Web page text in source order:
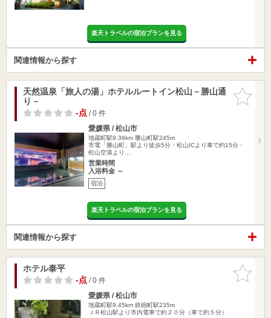
楽天トラベルの宿泊プランを見る
関連情報から探す
お気に入
りに追加
天然温泉「旅人の湯」ホテルルートイン松山－勝山通
り－
-点/ 0 件
愛媛県 / 松山市
地蔵町駅9.36km 勝山町駅245m
市電「勝山町」駅より徒歩5分・松山ICより車で約15分・
松山空港より…
営業時間
入浴料金 ～
宿泊
楽天トラベルの宿泊プランを見る
関連情報から探す
お気に入
りに追加
ホテル泰平
-点/ 0 件
愛媛県 / 松山市
地蔵町駅9.45km 鉄砲町駅235m
ＪＲ松山駅より市内電車で約２０分（車で約５分）